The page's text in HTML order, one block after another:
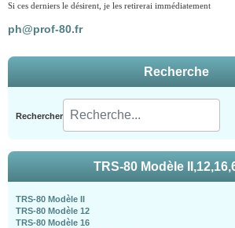
Si ces derniers le désirent, je les retirerai immédiatement
ph@prof-80.fr
Recherche
Rechercher
TRS-80 Modèle
TRS-80 Modèle II
TRS-80 Modèle 12
TRS-80 Modèle 16